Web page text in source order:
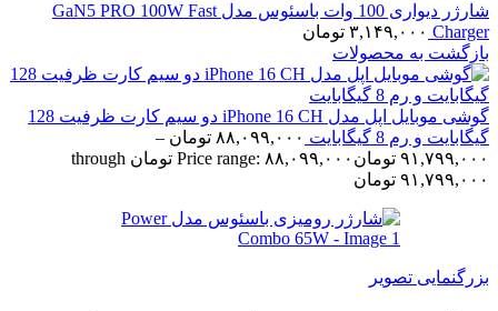
شارژر دیواری 100 وات باسئوس مدل GaN5 PRO 100W Fast
Charger ۳,۱۴۹,۰۰۰ تومان
بازگشت به محصولات
گوشی موبایل اپل مدل iPhone 16 CH دو سیم کارت ظرفیت 128
گیگابایت و رم 8 گیگابایت
۸۸,۰۹۹,۰۰۰ تومان –
۹۱,۷۹۹,۰۰۰ تومان
Price range: ۸۸,۰۹۹,۰۰۰ تومان through
۹۱,۷۹۹,۰۰۰ تومان
بزرگنمایی تصویر